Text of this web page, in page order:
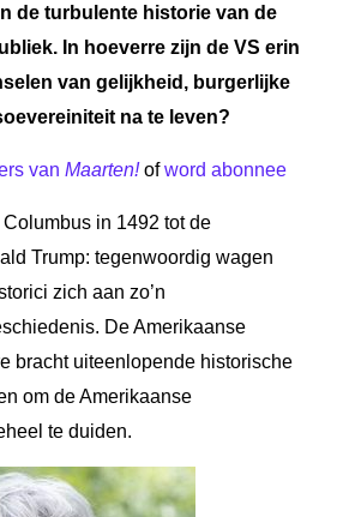
de turbulente historie van de
In hoeverre zijn de VS erin
van gelijkheid, burgerlijke
na te leven?
van Maarten! of word abonnee
in 1492 tot de
Trump: tegenwoordig wagen
zich aan zo’n
De Amerikaanse
bracht uiteenlopende historische
om de Amerikaanse
te duiden.